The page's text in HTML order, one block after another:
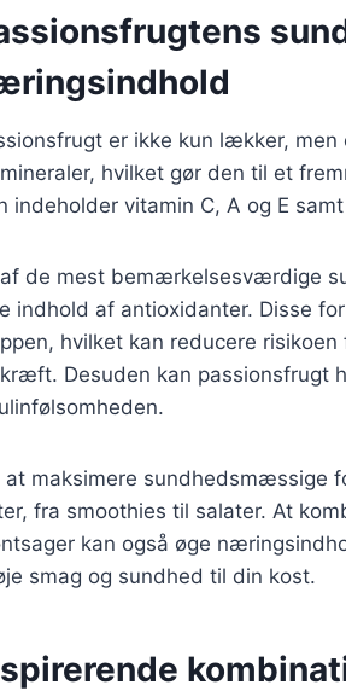
er ikke kun lækker,
hvilket gør den til et
indeholder vitamin C, A og E
af de mest bemærkelsesværdige
indhold af antioxidanter. Disse
hvilket kan reducere
Desuden kan passionsfrugt
at maksimere sundhedsmæssige
fra smoothies til salater. At
kan også øge
smag og sundhed til din kost.